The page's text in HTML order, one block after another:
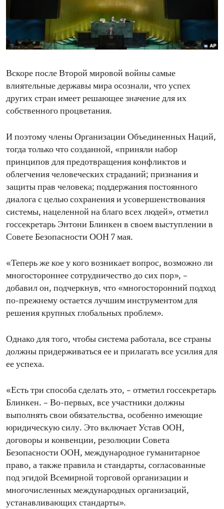
ENVIRONMENT AND HEALTH
IDEALS AND INSTITUTIONS
Вскоре после Второй мировой войны самые
влиятельные державы мира осознали, что успех
других стран имеет решающее значение для их
собственного процветания.
И поэтому члены Организации Объединенных Наций,
тогда только что созданной, «приняли набор
принципов для предотвращения конфликтов и
облегчения человеческих страданий; признания и
защиты прав человека; поддержания постоянного
диалога с целью сохранения и усовершенствования
системы, нацеленной на благо всех людей», отметил
госсекретарь Энтони Блинкен в своем выступлении в
Совете Безопасности ООН 7 мая.
«Теперь же кое у кого возникает вопрос, возможно ли
многостороннее сотрудничество до сих пор», –
добавил он, подчеркнув, что «многосторонний подход
по-прежнему остается лучшим инструментом для
решения крупных глобальных проблем».
Однако для того, чтобы система работала, все страны
должны придерживаться ее и прилагать все усилия для
ее успеха.
«Есть три способа сделать это, – отметил госсекретарь
Блинкен. – Во-первых, все участники должны
выполнять свои обязательства, особенно имеющие
юридическую силу. Это включает Устав ООН,
договоры и конвенции, резолюции Совета
Безопасности ООН, международное гуманитарное
право, а также правила и стандарты, согласованные
под эгидой Всемирной торговой организации и
многочисленных международных организаций,
устанавливающих стандарты».